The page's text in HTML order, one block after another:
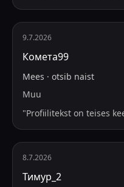
9.7.2026
Комета99
Mees · otsib naist
Muu
"Profiilitekst on teises
8.7.2026
Тимур_2